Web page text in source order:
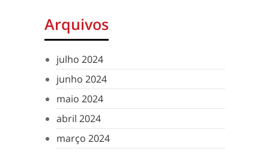
Arquivos
julho 2024
junho 2024
maio 2024
abril 2024
março 2024